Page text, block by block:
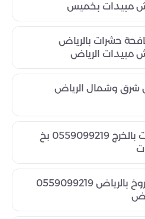
حشرات بالرياض
وشمال الرياض
شركة رش مبيدات بالخرج 0559099219 بخ
شركه معالجه شروخ بالرياض 0559099219